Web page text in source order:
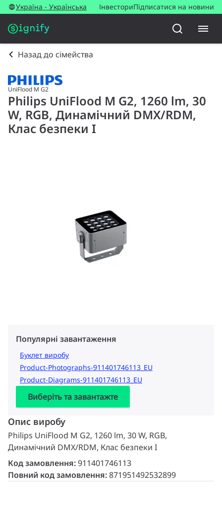
Україна - Українська ІнвесториПідписатися на новини
Назад до сімейства
UniFlood M G2
Philips UniFlood M G2, 1260 lm, 30
W, RGB, Динамічний DMX/RDM,
Клас безпеки I
Популярні завантаження
Буклет виробу
Product-Photographs-911401746113_EU
Product-Diagrams-911401746113_EU
Виберіть та завантажте
Опис виробу
Philips UniFlood M G2, 1260 lm, 30 W, RGB,
Динамічний DMX/RDM, Клас безпеки I
Код замовлення:911401746113
Повний код замовлення:871951492532899